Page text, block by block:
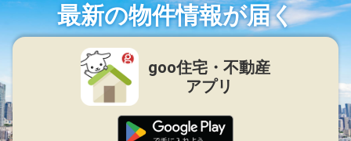
最新の物件情報が届く
goo住宅・不動産
アプリ